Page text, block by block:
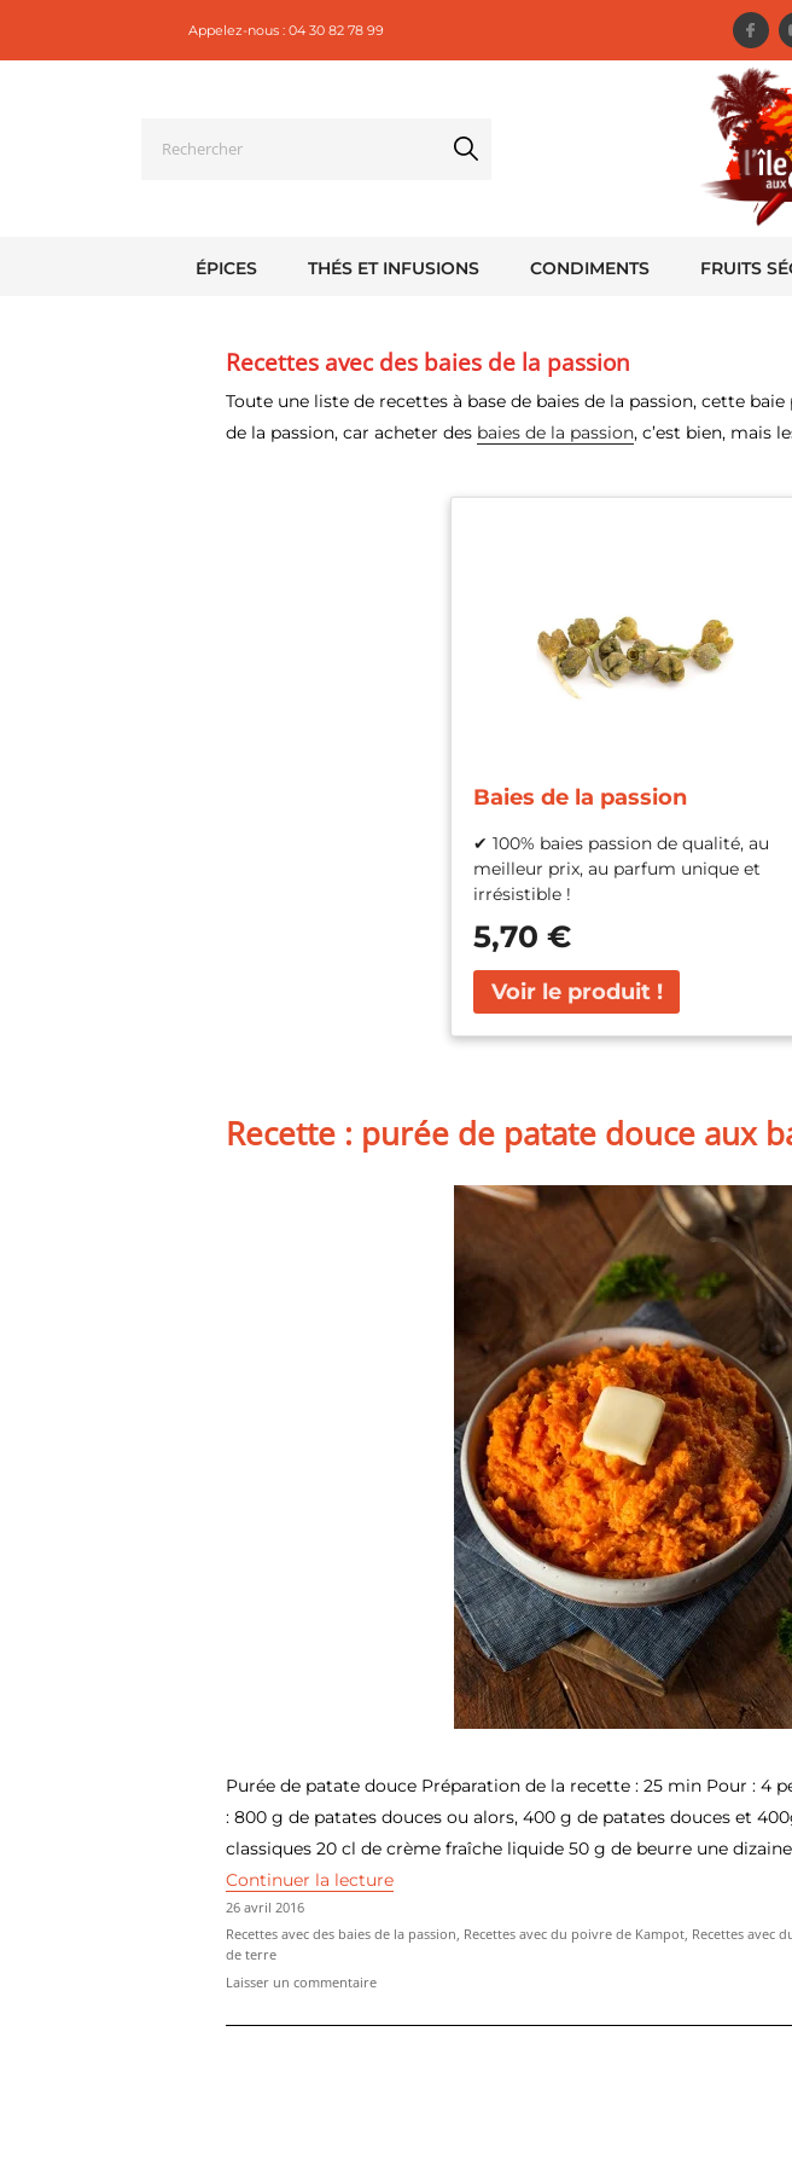
Appelez-nous : 04 30 82 78 99
ÉPICES THÉS ET INFUSIONS CONDIMENTS FRUITS
Recettes avec des baies de la passion
Toute une liste de recettes à base de baies de la passion, cette
de la passion, car acheter des baies de la passion, c’est bien, mais
Baies de la passion
✔ 100% baies passion de qualité, au
meilleur prix, au parfum unique et
irrésistible !
5,70 €
Recette : purée de patate douce aux
Purée de patate douce Préparation de la recette : 25 min Pour : 4
: 800 g de patates douces ou alors, 400 g de patates douces et
classiques 20 cl de crème fraîche liquide 50 g de beurre une
Continuer la lecturede « Recette : purée de patate douce aux baies
Publié
le
26 avril 2016
Catégories
Recettes avec des baies de la passion, Recettes avec du poivre de Kampot, Recettes avec
de terre
Laisser un commentairesur
: